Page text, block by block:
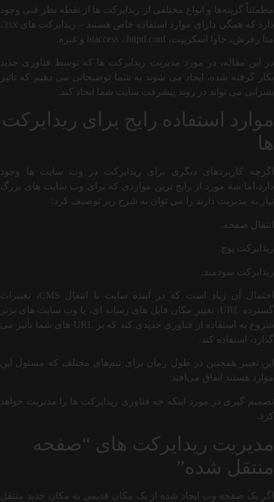
مطمئناً گزینه‌ها و انواع مختلفی از ریدایرکت ها از نقطه نظر فنی وجود
دارد که همگی دارای موارد استفاده خاص هستند – ریدایرکت های 3xx،
متا رفرش، جاوا اسکریپت، htaccess ، httpd.conf و غیره.
در این مقاله، در مورد مدیریت ریدایرکت ها که توسط فناوری جدید
بکار گرفته شده، ایجاد می شوند به شما توضیحاتی می دهیم که تاثیر
بسزایی می تواند در روند پیشرفت سایت شما ایجاد کند.
موارد استفاده رایج برای ریدایرکت
ها
اگرچه کاربردهای دیگری برای ریدایرکت در وب سایت ها وجود
دارد،اما سه مورد از رایج ترین مواردی که برای وب سایت های بزرگ
نیاز به مدیریت دارند را می توان به شرح زیر توصیف کرد:
انتقال صفحه.
ریدایرکت پوچ.
ریدایرکت سودمند.
احتمال آن زیاد است که در آینده سایت با انتقال CMS، تغییرات
گسترده URL، تغییر مکان فایل های رسانه ای، یا وب سایت های برتر
شروع به استفاده از فناوری جدیدی کند که بر URL های شما تأثیر می
گذارد، استفاده کند.
این تغییر همچنین در طول زمان برای تیم‌های مختلف که مسئول این
موارد هستند اتفاق می‌افتد:
تصمیم گیری در مورد اینکه چه فناوری ریدایرکت ها را مدیریت خواهد
کرد.
مدیریت ریدایرکت های “صفحه
منتقل شده”
اگر یک صفحه وب ایجاد شده از یک مکان قدیمی به مکان جدید منتقل